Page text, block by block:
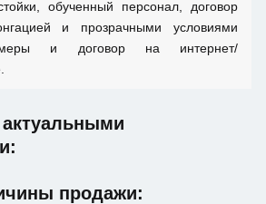
обученный персонал, договор
и прозрачными условиями
и договор на интернет/
продажи: